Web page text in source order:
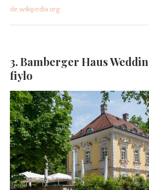
de.wikipedia.org
3. Bamberger Haus
fiylo